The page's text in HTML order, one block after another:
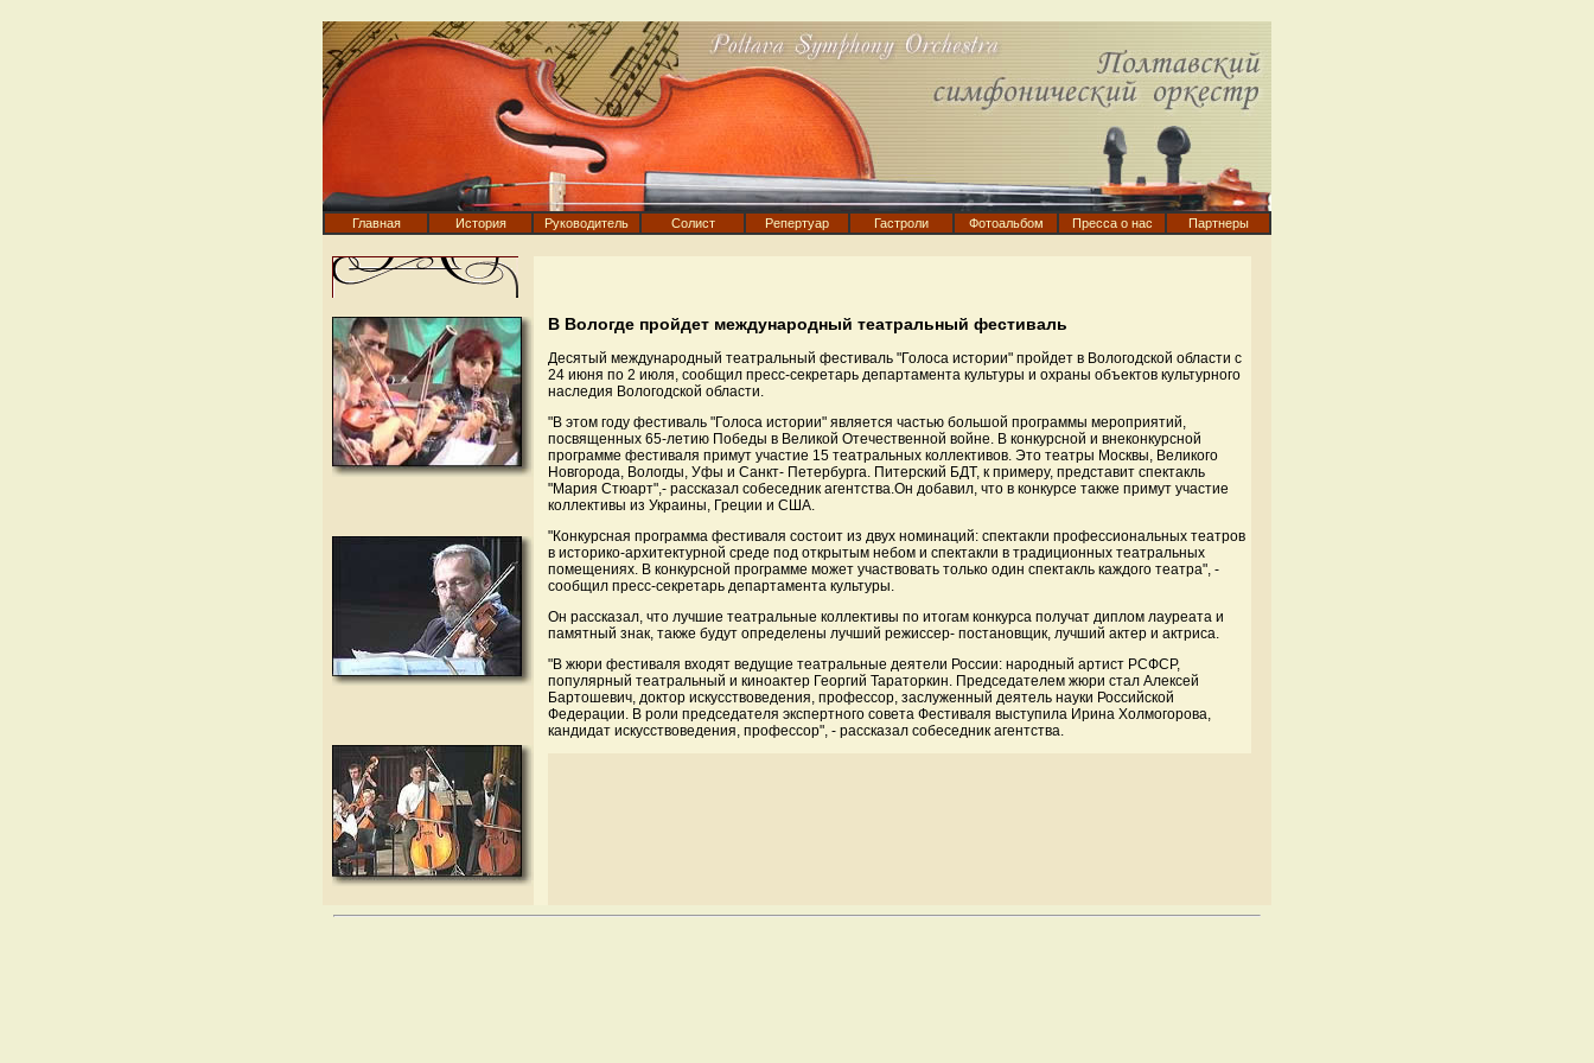
Главная История Руководитель Солист Репертуар Гастроли Фотоальбом Пресса о нас Партнеры
В Вологде пройдет международный театральный фестиваль
Десятый международный театральный фестиваль "Голоса истории" пройдет в Вологодской области с
24 июня по 2 июля, сообщил пресс-секретарь департамента культуры и охраны объектов культурного
наследия Вологодской области.
"В этом году фестиваль "Голоса истории" является частью большой программы мероприятий,
посвященных 65-летию Победы в Великой Отечественной войне. В конкурсной и внеконкурсной
программе фестиваля примут участие 15 театральных коллективов. Это театры Москвы, Великого
Новгорода, Вологды, Уфы и Санкт- Петербурга. Питерский БДТ, к примеру, представит спектакль
"Мария Стюарт",- рассказал собеседник агентства.Он добавил, что в конкурсе также примут участие
коллективы из Украины, Греции и США.
"Конкурсная программа фестиваля состоит из двух номинаций: спектакли профессиональных театров
в историко-архитектурной среде под открытым небом и спектакли в традиционных театральных
помещениях. В конкурсной программе может участвовать только один спектакль каждого театра", -
сообщил пресс-секретарь департамента культуры.
Он рассказал, что лучшие театральные коллективы по итогам конкурса получат диплом лауреата и
памятный знак, также будут определены лучший режиссер- постановщик, лучший актер и актриса.
"В жюри фестиваля входят ведущие театральные деятели России: народный артист РСФСР,
популярный театральный и киноактер Георгий Тараторкин. Председателем жюри стал Алексей
Бартошевич, доктор искусствоведения, профессор, заслуженный деятель науки Российской
Федерации. В роли председателя экспертного совета Фестиваля выступила Ирина Холмогорова,
кандидат искусствоведения, профессор", - рассказал собеседник агентства.